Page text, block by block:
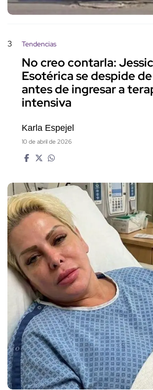
3 Tendencias
No creo contarla:
Esotérica se despide
antes de ingresar a
intensiva
Karla Espejel
10 de abril de 2026